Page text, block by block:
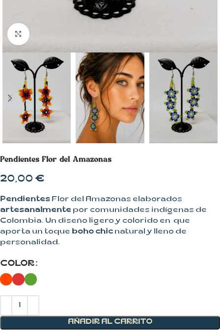
Click to enlarge
Pendientes Flor del Amazonas
20,00 €
Pendientes Flor del Amazonas elaborados
artesanalmente por comunidades indígenas de
Colombia. Un diseño ligero y colorido en que
aporta un toque boho chic natural y lleno de
personalidad.
COLOR
AÑADIR AL CARRITO